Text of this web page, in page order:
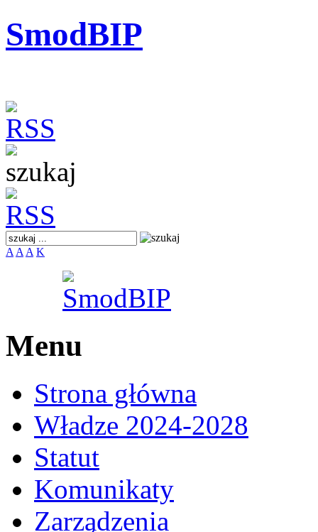
SmodBIP
A A A K
Menu
Strona główna
Władze 2024-2028
Statut
Komunikaty
Zarządzenia